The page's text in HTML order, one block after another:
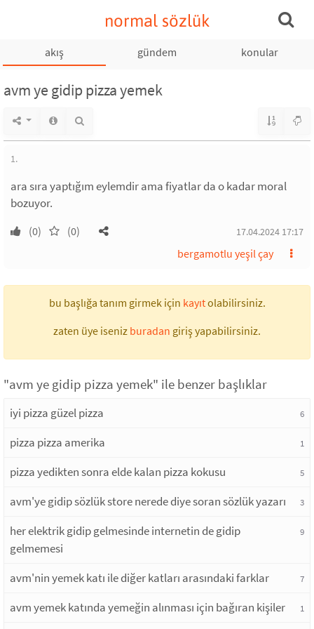
normal sözlük
akış gündem konular
avm ye gidip pizza yemek
1.
ara sıra yaptığım eylemdir ama fiyatlar da o kadar moral
bozuyor.
(0) (0) 17.04.2024 17:17
bergamotlu yeşil çay
bu başlığa tanım girmek için kayıtolabilirsiniz.
zaten üye iseniz buradan giriş yapabilirsiniz.
"avm ye gidip pizza yemek" ile benzer başlıklar
iyi pizza güzel pizza 6
pizza pizza amerika 1
pizza yedikten sonra elde kalan pizza kokusu 5
avm'ye gidip sözlük store nerede diye soran sözlük yazarı 3
her elektrik gidip gelmesinde internetin de gidip
gelmemesi
9
avm'nin yemek katı ile diğer katları arasındaki farklar 7
avm yemek katında yemeğin alınması için bağıran kişiler 1